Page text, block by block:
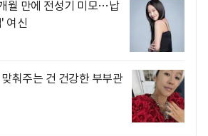
월 만에 전성기 미모…납
여신
춰주는 건 건강한 부부관